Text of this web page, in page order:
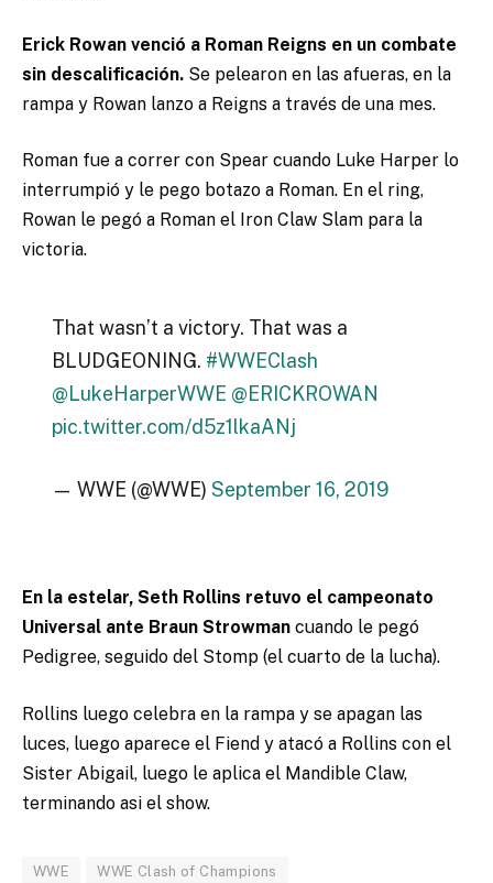
Erick Rowan venció a Roman Reigns en un combate
sin descalificación. Se pelearon en las afueras, en la
rampa y Rowan lanzo a Reigns a través de una mes.
Roman fue a correr con Spear cuando Luke Harper lo
interrumpió y le pego botazo a Roman. En el ring,
Rowan le pegó a Roman el Iron Claw Slam para la
victoria.
That wasn’t a victory. That was a
BLUDGEONING. #WWEClash
@LukeHarperWWE @ERICKROWAN
pic.twitter.com/d5z1lkaANj
— WWE (@WWE) September 16, 2019
En la estelar, Seth Rollins retuvo el campeonato
Universal ante Braun Strowman cuando le pegó
Pedigree, seguido del Stomp (el cuarto de la lucha).
Rollins luego celebra en la rampa y se apagan las
luces, luego aparece el Fiend y atacó a Rollins con el
Sister Abigail, luego le aplica el Mandible Claw,
terminando asi el show.
WWE WWE Clash of Champions